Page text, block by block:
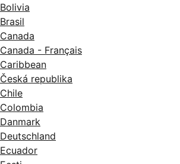
Bolivia
Brasil
Canada
Canada - Français
Caribbean
Česká republika
Chile
Colombia
Danmark
Deutschland
Ecuador